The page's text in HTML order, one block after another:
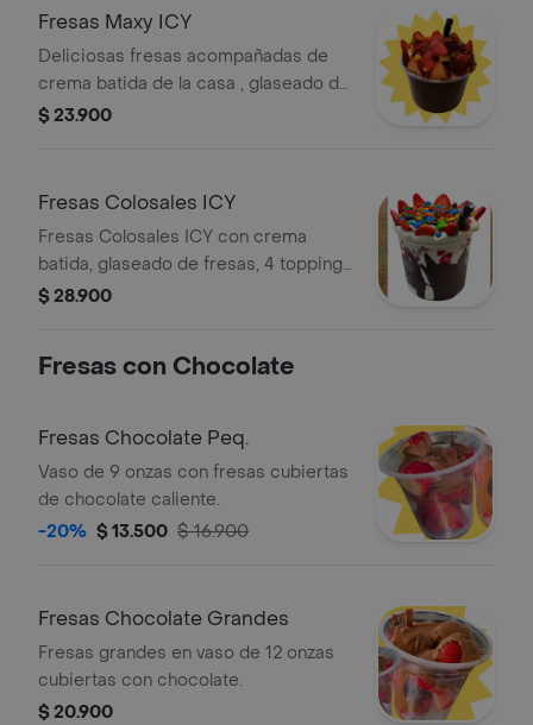
cobertura
Fresas Maxy ICY
Deliciosas fresas acompañadas de
crema batida de la casa , glaseado de
fresas, 3 topping a tu elección y salsa.
cobertura
$ 23.900
Fresas Colosales ICY
Fresas Colosales ICY con crema
batida, glaseado de fresas, 4 toppings
a elección y salsa. Incluye confites de
$ 28.900
Fresas con Chocolate
Fresas Chocolate Peq.
Vaso de 9 onzas con fresas cubiertas
de chocolate caliente.
-20% $ 13.500 $ 16.900
Fresas Chocolate Grandes
Fresas grandes en vaso de 12 onzas
cubiertas con chocolate.
$ 20.900